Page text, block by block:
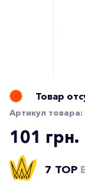
Товар
Артикул товара:
101 грн.
7 TOP